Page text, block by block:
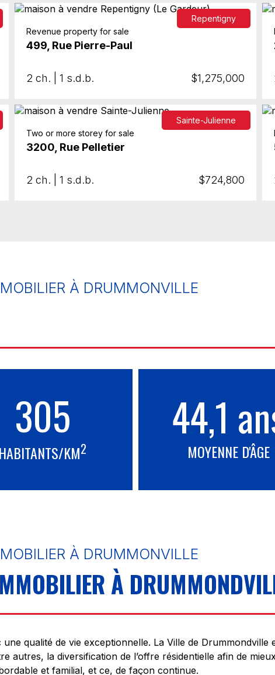
Repentigny
Revenue property for sale
499, Rue Pierre-Paul
2 ch. | 1 s.d.b. $1,275,000
Sainte-Julienne
Two or more storey for sale
3200, Rue Pelletier
2 ch. | 1 s.d.b. $724,800
À DRUMMONVILLE
305
HABITANTS/KM2
44,1
MOYENNE D'ÂGE
À DRUMMONVILLE
À
qualité de vie exceptionnelle. La Ville de
autres, la diversification de l’offre résidentielle afin de
et familial, et ce, de façon continue.